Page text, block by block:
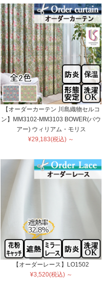
【オーダーカーテン 川島織物セルコ
ン】MM3102-MM3103 BOWER(バウ
アー) ウィリアム・モリス
¥29,183(税込) ～
【オーダーレース】LO1502
¥3,520(税込) ～